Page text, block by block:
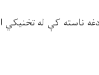
ناسته کې له تخنیکي